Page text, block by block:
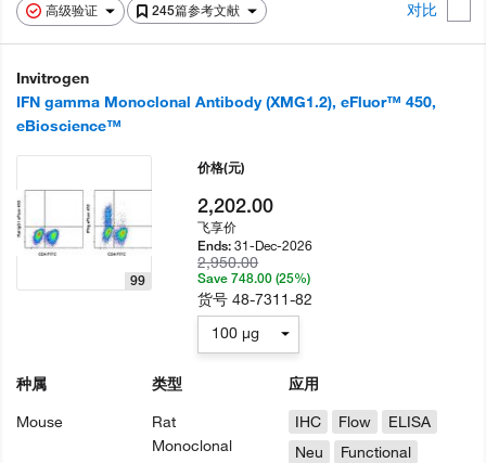
高级验证 245篇参考文献 对比
Invitrogen
IFN gamma Monoclonal Antibody (XMG1.2), eFluor™ 450,
eBioscience™
99
种属
Mouse
类型
Rat
Monoclonal
应用
IHC
Flow
ELISA
Neu
Functional
价格(元)
2,202.00
飞享价
Ends:31-Dec-2026
2,950.00
Save 748.00 (25%)
货号48-7311-82
100 µg